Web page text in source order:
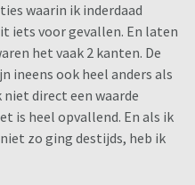
heb. In principe
hoef me niet meer af te
wat ze denkt. Er zijn
nog samen, er wordt
of een knuffel. Dus zeg het
dat die vakantie net
waarin ik inderdaad
iets voor gevallen. En laten
het vaak 2 kanten. De
ineens ook heel anders als
direct een waarde
is heel opvallend. En als ik
zo ging destijds, heb ik